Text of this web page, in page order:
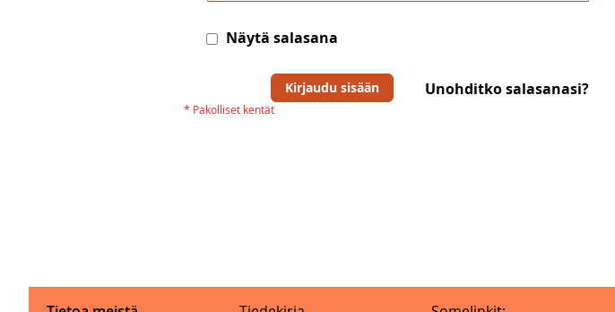
Näytä salasana
Kirjaudu sisään Unohditko salasanasi?